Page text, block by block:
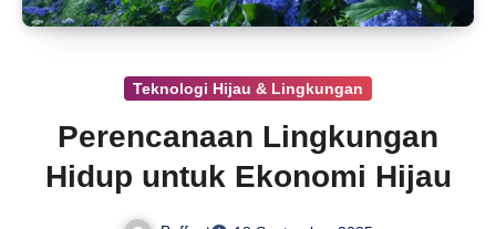
Teknologi Hijau & Lingkungan
Perencanaan Lingkungan
Hidup untuk Ekonomi Hijau